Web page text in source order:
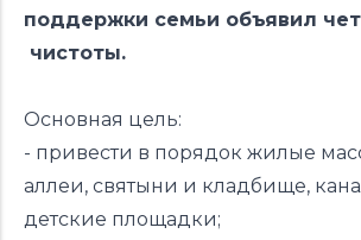
поддержки семьи объявил
чистоты.
Основная цель:
- привести в порядок жилые
аллеи, святыни и кладбище,
детские площадки;